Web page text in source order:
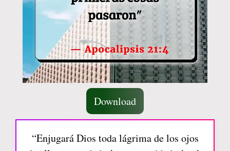
Download
“Enjugará Dios toda lágrima de los ojos